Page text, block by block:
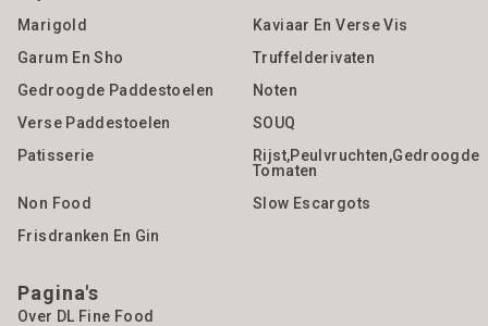
Marigold
Kaviaar En Verse Vis
Garum En Sho
Truffelderivaten
Gedroogde Paddestoelen
Noten
Verse Paddestoelen
SOUQ
Patisserie
Rijst,Peulvruchten,gedroogde
Tomaten
Non Food
Slow Escargots
Frisdranken En Gin
Pagina's
Over DL Fine Food